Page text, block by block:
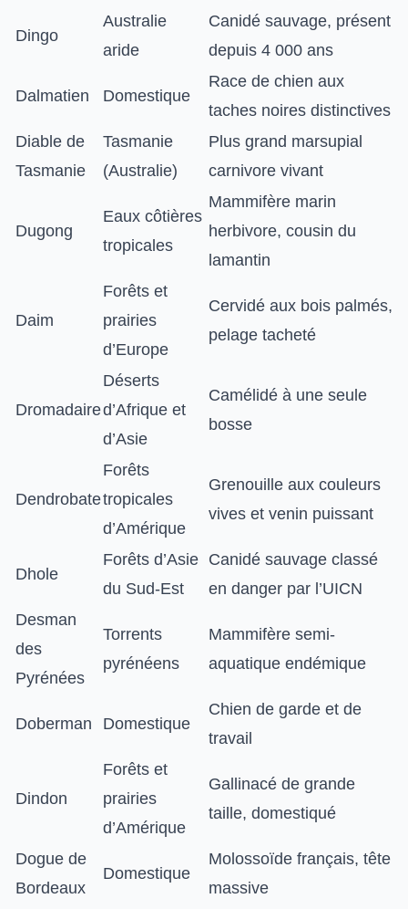
Dingo
Australie
aride
Canidé sauvage, présent
depuis 4 000 ans
Dalmatien Domestique
Race de chien aux
taches noires distinctives
Diable de
Tasmanie
Tasmanie
(Australie)
Plus grand marsupial
carnivore vivant
Dugong
Eaux côtières
tropicales
Mammifère marin
herbivore, cousin du
lamantin
Daim
Forêts et
prairies
d’Europe
Cervidé aux bois palmés,
pelage tacheté
Dromadaire
Déserts
d’Afrique et
d’Asie
Camélidé à une seule
bosse
Dendrobate
Forêts
tropicales
d’Amérique
Grenouille aux couleurs
vives et venin puissant
Dhole
Forêts d’Asie
du Sud-Est
Canidé sauvage classé
en danger par l’UICN
Desman
des
Pyrénées
Torrents
pyrénéens
Mammifère semi-
aquatique endémique
Doberman Domestique
Chien de garde et de
travail
Dindon
Forêts et
prairies
d’Amérique
Gallinacé de grande
taille, domestiqué
Dogue de
Bordeaux
Domestique
Molossoïde français, tête
massive